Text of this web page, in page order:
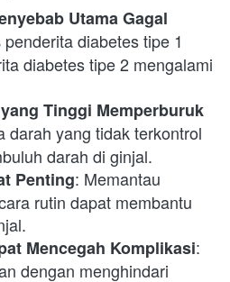
Utama Gagal
diabetes tipe 1
diabetes tipe 2 mengalami
Tinggi Memperburuk
darah yang tidak terkontrol
darah di ginjal.
Penting: Memantau
rutin dapat membantu
Mencegah Komplikasi:
dengan menghindari